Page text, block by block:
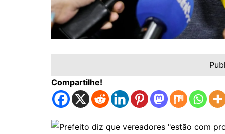
Compartilhe!